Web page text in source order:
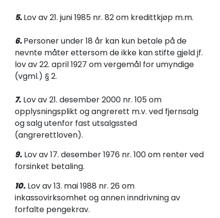
5.Lov av 21. juni 1985 nr. 82 om kredittkjøp m.m.
6.Personer under 18 år kan kun betale på de
nevnte måter ettersom de ikke kan stifte gjeld jf.
lov av 22. april 1927 om vergemål for umyndige
(vgml.) § 2.
7. Lov av 21. desember 2000 nr. 105 om
opplysningsplikt og angrerett m.v. ved fjernsalg
og salg utenfor fast utsalgssted
(angrerettloven).
9. Lov av 17. desember 1976 nr. 100 om renter ved
forsinket betaling.
10. Lov av 13. mai 1988 nr. 26 om
inkassovirksomhet og annen inndrivning av
forfalte pengekrav.